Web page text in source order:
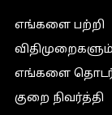
எங்களை பற்றி
எங்களை
குறை நிவர்த்தி